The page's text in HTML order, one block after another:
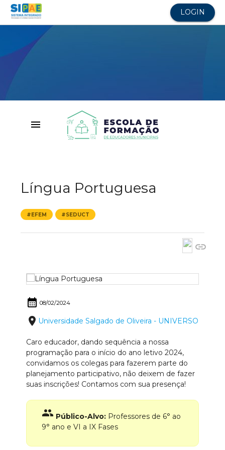
LOGIN
menu
Língua Portuguesa
#EFEM #SEDUCT
link
calendar_month 08/02/2024
place Universidade Salgado de Oliveira - UNIVERSO
Caro educador, dando sequência a nossa
programação para o início do ano letivo 2024,
convidamos os colegas para fazerem parte do
planejamento participativo, não deixem de fazer
suas inscrições! Contamos com sua presença!
group Público-Alvo:Professores de 6° ao
9° ano e VI a IX Fases